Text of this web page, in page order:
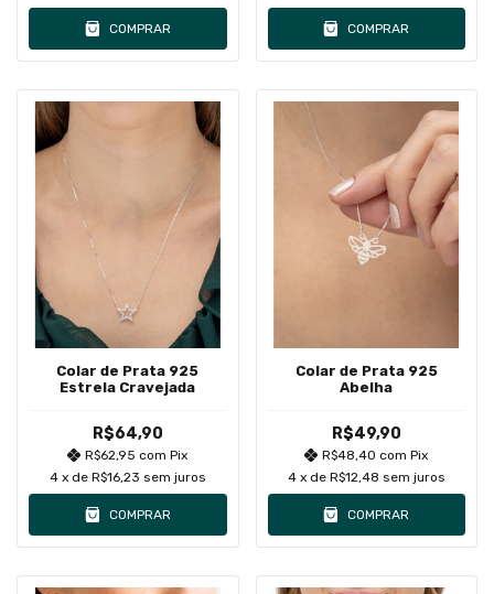
COMPRAR COMPRAR
Colar de Prata 925
Estrela Cravejada
R$64,90
R$62,95com Pix
4 x de R$16,23 sem juros
COMPRAR
Colar de Prata 925
Abelha
R$49,90
R$48,40com Pix
4 x de R$12,48 sem juros
COMPRAR